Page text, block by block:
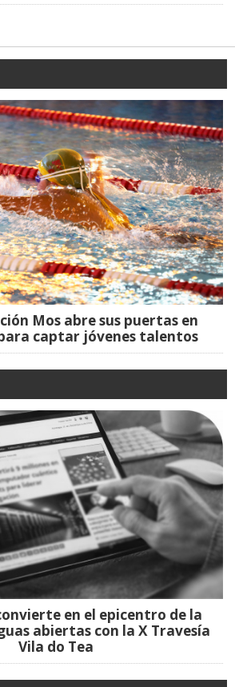
Mos abre sus puertas en
captar jóvenes talentos
en el epicentro de la
abiertas con la X Travesía
Vila do Tea